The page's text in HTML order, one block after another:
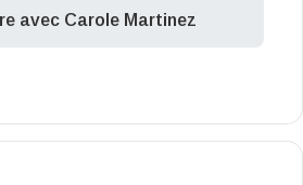
avec Carole Martinez